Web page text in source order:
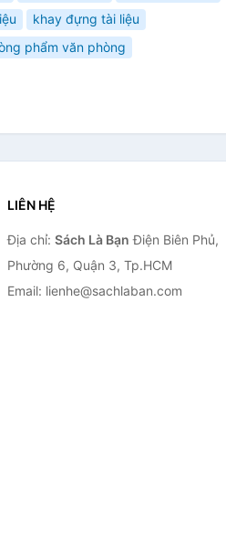
khay đựng tài liệu
phẩm văn phòng
LIÊN HỆ
Địa chỉ: Sách Là Bạn Điện Biên Phủ,
Phường 6, Quận 3, Tp.HCM
Email: lienhe@sachlaban.com